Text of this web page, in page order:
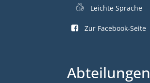
Leichte Sprache
Zur Facebook-Seite
Abteilungen